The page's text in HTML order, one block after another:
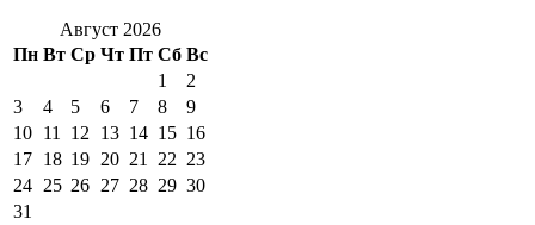
Август 2026
Пн Вт Ср Чт Пт Сб Вс
1
2
3
4 5 6 7 8
9
10 11 12 13 14 15 16
17 18 19 20 21 22 23
24 25 26 27 28 29 30
31